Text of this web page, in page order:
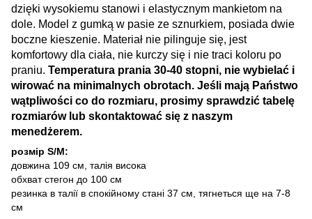
dzięki wysokiemu stanowi i elastycznym mankietom na
dole. Model z gumką w pasie ze sznurkiem, posiada dwie
boczne kieszenie. Materiał nie pilinguje się, jest
komfortowy dla ciała, nie kurczy się i nie traci koloru po
praniu. Temperatura prania 30-40 stopni, nie wybielać i
wirować na minimalnych obrotach. Jeśli mają Państwo
wątpliwości co do rozmiaru, prosimy sprawdzić tabelę
rozmiarów lub skontaktować się z naszym
menedżerem.
розмір S/M:
довжина 109 см, талія висока
обхват стегон до 100 см
резинка в талії в спокійному стані 37 см, тягнеться ще на 7-8
см